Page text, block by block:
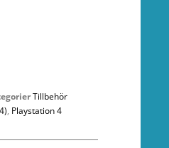
Tillbehör
, Playstation 4